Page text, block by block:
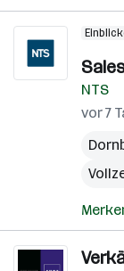
NTS
vor 7